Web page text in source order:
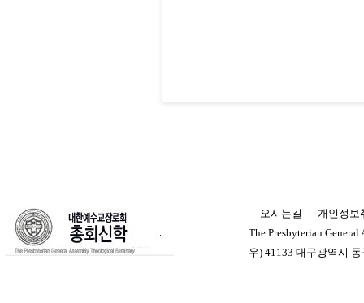
오시는길 ㅣ 개인정보
The Presbyterian
우) 41133 대구광역시